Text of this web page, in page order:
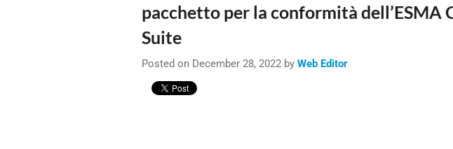
pacchetto per la conformità dell’ESMA
Suite
Posted on December 28, 2022 by Web Editor